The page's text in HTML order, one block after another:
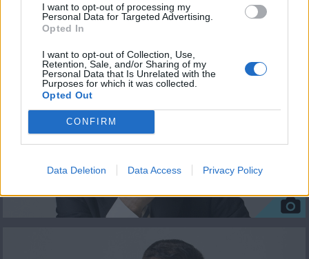
I want to opt-out of processing my
Personal Data for Targeted Advertising.
Opted In
I want to opt-out of Collection, Use,
Retention, Sale, and/or Sharing of my
Personal Data that Is Unrelated with the
Purposes for which it was collected.
Opted Out
CONFIRM
Data Deletion Data Access Privacy Policy
ΦΩΤΟΓΡΑΦΙΕΣ